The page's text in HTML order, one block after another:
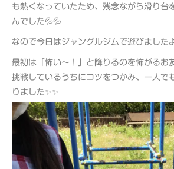
も熱くなっていたため、残念ながら滑り台
んでした💦💦
なので今日はジャングルジムで遊びました
最初は「怖い～！」と降りるのを怖がるお
挑戦しているうちにコツをつかみ、一人で
りました✨✨